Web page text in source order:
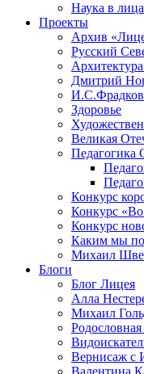
Наука в
Проекты
Архив
Русский
Дмитрий
И.С.Фрадков
Здоровье
Великая
Педагогика
Конкурс
Конкурс «Во
Конкурс
Каким мы
Михаил
Блоги
Блог Лицея
Алла
Михаил
Вернисаж с